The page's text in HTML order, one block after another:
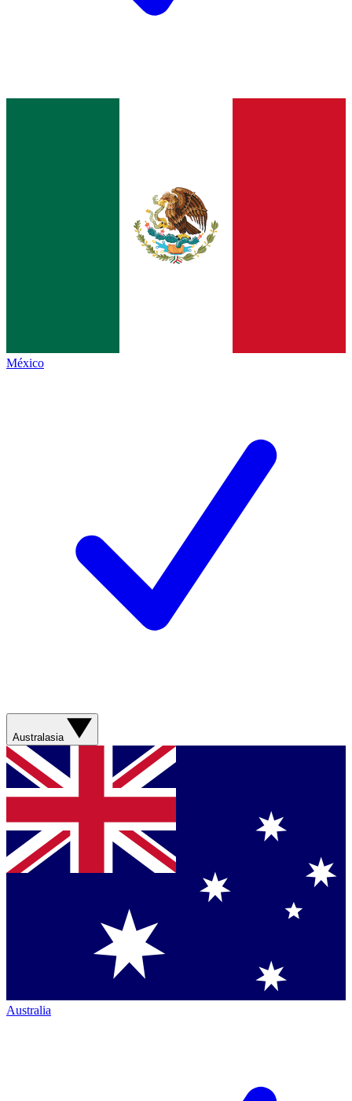
México
Australasia
Australia